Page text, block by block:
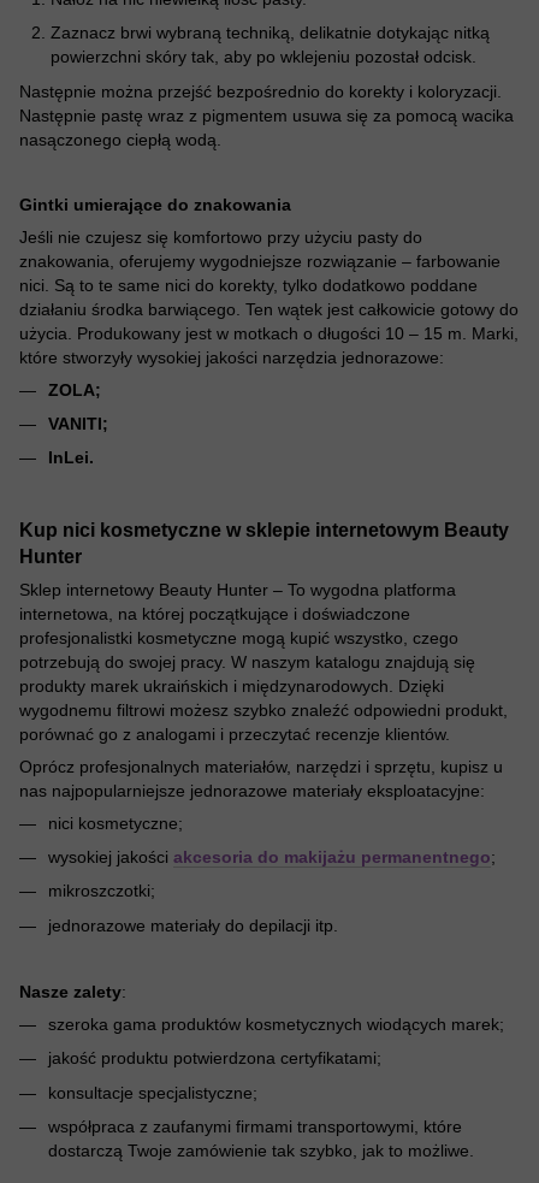
Zaznacz brwi wybraną techniką, delikatnie dotykając nitką
powierzchni skóry tak, aby po wklejeniu pozostał odcisk.
Następnie można przejść bezpośrednio do korekty i koloryzacji.
Następnie pastę wraz z pigmentem usuwa się za pomocą wacika
nasączonego ciepłą wodą.
Gintki umierające do znakowania
Jeśli nie czujesz się komfortowo przy użyciu pasty do
znakowania, oferujemy wygodniejsze rozwiązanie – farbowanie
nici. Są to te same nici do korekty, tylko dodatkowo poddane
działaniu środka barwiącego. Ten wątek jest całkowicie gotowy do
użycia. Produkowany jest w motkach o długości 10 – 15 m. Marki,
które stworzyły wysokiej jakości narzędzia jednorazowe:
ZOLA;
VANITI;
InLei.
Kup nici kosmetyczne w sklepie internetowym Beauty
Hunter
Sklep internetowy Beauty Hunter – To wygodna platforma
internetowa, na której początkujące i doświadczone
profesjonalistki kosmetyczne mogą kupić wszystko, czego
potrzebują do swojej pracy. W naszym katalogu znajdują się
produkty marek ukraińskich i międzynarodowych. Dzięki
wygodnemu filtrowi możesz szybko znaleźć odpowiedni produkt,
porównać go z analogami i przeczytać recenzje klientów.
Oprócz profesjonalnych materiałów, narzędzi i sprzętu, kupisz u
nas najpopularniejsze jednorazowe materiały eksploatacyjne:
nici kosmetyczne;
wysokiej jakości akcesoria do makijażu permanentnego;
mikroszczotki;
jednorazowe materiały do ​​depilacji itp.
Nasze zalety:
szeroka gama produktów kosmetycznych wiodących marek;
jakość produktu potwierdzona certyfikatami;
konsultacje specjalistyczne;
współpraca z zaufanymi firmami transportowymi, które
dostarczą Twoje zamówienie tak szybko, jak to możliwe.